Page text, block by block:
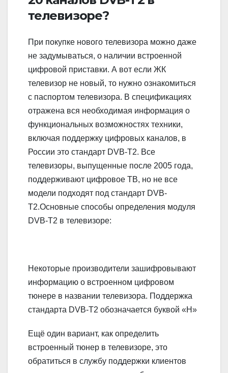
телевизоре?
При покупке нового телевизора можно даже
не задумываться, о наличии встроенной
цифровой приставки. А вот если ЖК
телевизор не новый, то нужно ознакомиться
с паспортом телевизора. В спецификациях
отражена вся необходимая информация о
функциональных возможностях техники,
включая поддержку цифровых каналов, в
России это стандарт DVB-T2. Все
телевизоры, выпущенные после 2005 года,
поддерживают цифровое ТВ, но не все
модели подходят под стандарт DVB-
T2.Основные способы определения модуля
DVB-T2 в телевизоре:
Некоторые производители зашифровывают
информацию о встроенном цифровом
тюнере в названии телевизора. Поддержка
стандарта DVB-T2 обозначается буквой «H»
Ещё один вариант, как определить
встроенный тюнер в телевизоре, это
обратиться в службу поддержки клиентов